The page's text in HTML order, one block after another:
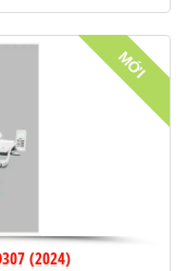
MỚI
(2024)